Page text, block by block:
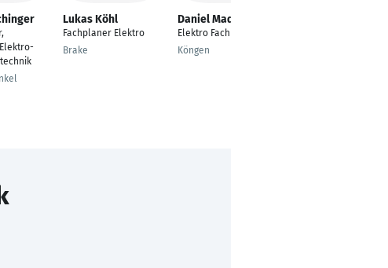
Lukas Köhl
Fachplaner Elektro
Brake
Daniel Mader
Elektro Fachplaner
Köngen